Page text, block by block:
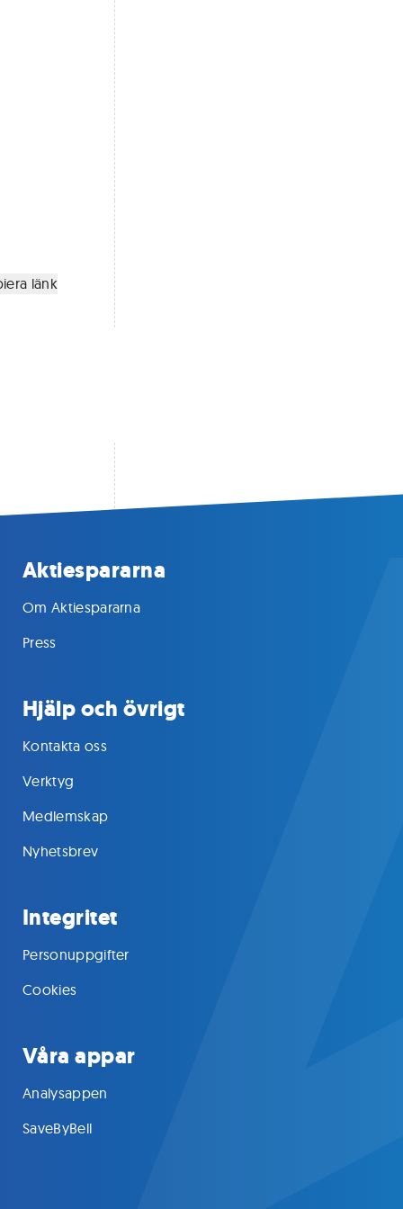
länk
Aktiespararna
Om Aktiespararna
Press
Hjälp och övrigt
Kontakta oss
Verktyg
Medlemskap
Nyhetsbrev
Integritet
Personuppgifter
Cookies
Våra appar
Analysappen
SaveByBell